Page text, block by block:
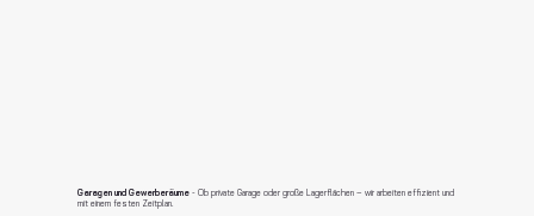
Garagen und Gewerberäume - Ob private Garage oder große Lagerflächen – wir arbeiten effizient und
mit einem festen Zeitplan.